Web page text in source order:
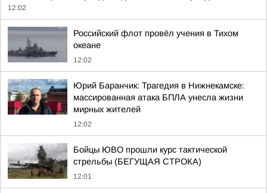
12:02
Российский флот провёл учения в Тихом
океане
12:02
Юрий Баранчик: Трагедия в Нижнекамске:
массированная атака БПЛА унесла жизни
мирных жителей
12:02
Бойцы ЮВО прошли курс тактической
стрельбы (БЕГУЩАЯ СТРОКА)
12:01